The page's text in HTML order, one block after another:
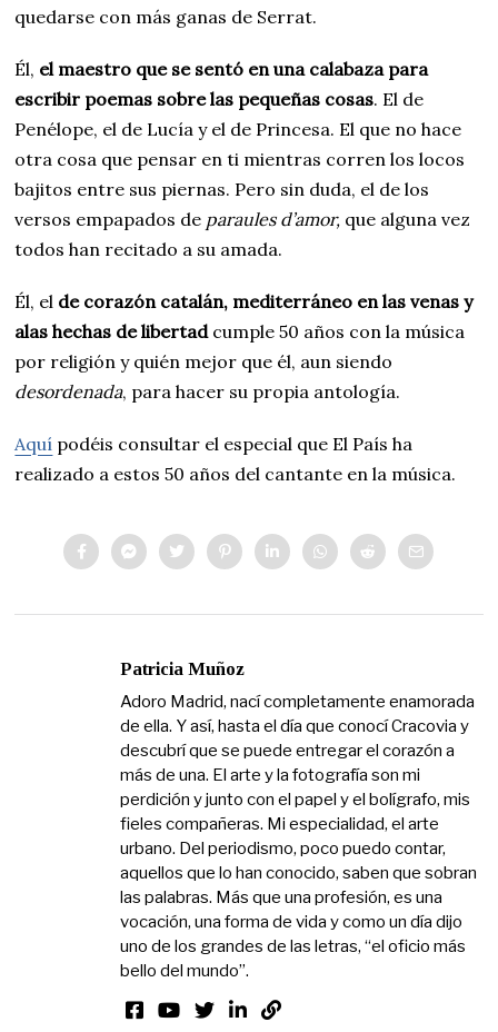
quedarse con más ganas de Serrat.
Él, el maestro que se sentó en una calabaza para
escribir poemas sobre las pequeñas cosas. El de
Penélope, el de Lucía y el de Princesa. El que no hace
otra cosa que pensar en ti mientras corren los locos
bajitos entre sus piernas. Pero sin duda, el de los
versos empapados de paraules d’amor, que alguna vez
todos han recitado a su amada.
Él, el de corazón catalán, mediterráneo en las venas y
alas hechas de libertadcumple 50 años con la música
por religión y quién mejor que él, aun siendo
desordenada, para hacer su propia antología.
Aquí podéis consultar el especial que El País ha
realizado a estos 50 años del cantante en la música.
Patricia Muñoz
Adoro Madrid, nací completamente enamorada
de ella. Y así, hasta el día que conocí Cracovia y
descubrí que se puede entregar el corazón a
más de una. El arte y la fotografía son mi
perdición y junto con el papel y el bolígrafo, mis
fieles compañeras. Mi especialidad, el arte
urbano. Del periodismo, poco puedo contar,
aquellos que lo han conocido, saben que sobran
las palabras. Más que una profesión, es una
vocación, una forma de vida y como un día dijo
uno de los grandes de las letras, “el oficio más
bello del mundo”.